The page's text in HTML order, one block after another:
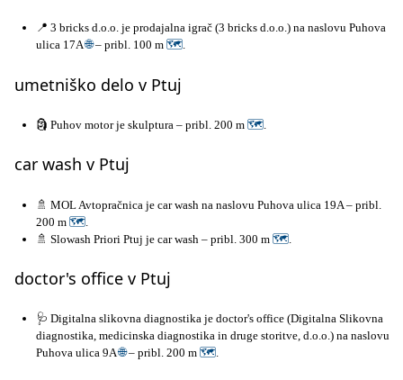
📍 3 bricks d.o.o. je prodajalna igrač (3 bricks d.o.o.) na naslovu Puhova
ulica 17A🌐– pribl. 100 m 🗺.
umetniško delo v Ptuj
🗿 Puhov motor je skulptura – pribl. 200 m 🗺.
car wash v Ptuj
🚿 MOL Avtopračnica je car wash na naslovu Puhova ulica 19A – pribl.
200 m 🗺
🚿 Slowash Priori Ptuj je car wash – pribl. 300 m 🗺
doctor's office v Ptuj
🩺 Digitalna slikovna diagnostika je doctor's office (Digitalna Slikovna
diagnostika, medicinska diagnostika in druge storitve, d.o.o.) na naslovu
Puhova ulica 9A🌐– pribl. 200 m 🗺.